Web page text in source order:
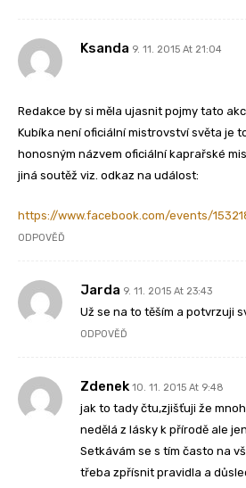
Ksanda 9. 11. 2015 At 21:04
Redakce by si měla ujasnit pojmy tato
Kubíka není oficiální mistrovství světa je
honosným názvem oficiální kaprařské
jiná soutěž viz. odkaz na událost:
https://www.facebook.com/events/
ODPOVĚĎ
Jarda 9. 11. 2015 At 23:43
Už se na to těším a potvrzuji
ODPOVĚĎ
Zdenek 10. 11. 2015 At 9:48
jak to tady čtu,zjišťuji že
nedělá z lásky k přírodě ale
Setkávám se s tím často na
třeba zpřísnit pravidla a